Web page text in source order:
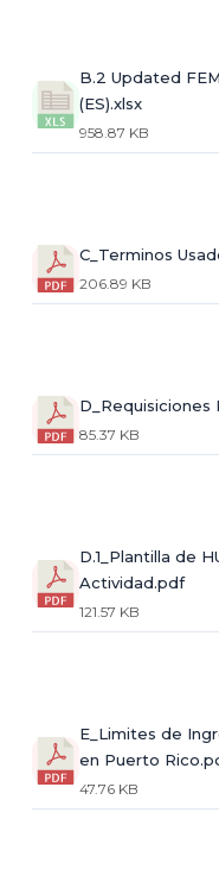
B.2 Updated
(ES).xlsx
958.87 KB
C_Terminos
206.89 KB
85.37 KB
D.1_Plantilla de
Actividad.pdf
121.57 KB
E_Limites de
en Puerto
47.76 KB